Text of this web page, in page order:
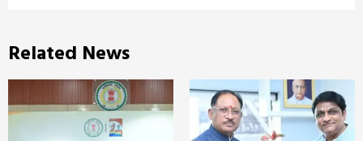
Related News